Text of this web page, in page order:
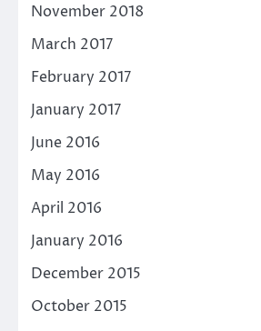
November 2018
March 2017
February 2017
January 2017
June 2016
May 2016
April 2016
January 2016
December 2015
October 2015